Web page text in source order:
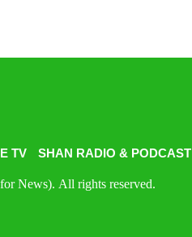
TV SHAN RADIO & PODCAST
News). All rights reserved.